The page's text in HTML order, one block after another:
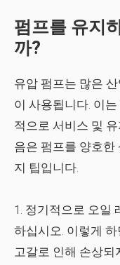
펌프를 유지
까?
유압 펌프는 많은
이 사용됩니다. 이
적으로 서비스 및
음은 펌프를 양호한
지 팁입니다.
1. 정기적으로 오일
하십시오. 이렇게
고갈로 인해 손상되